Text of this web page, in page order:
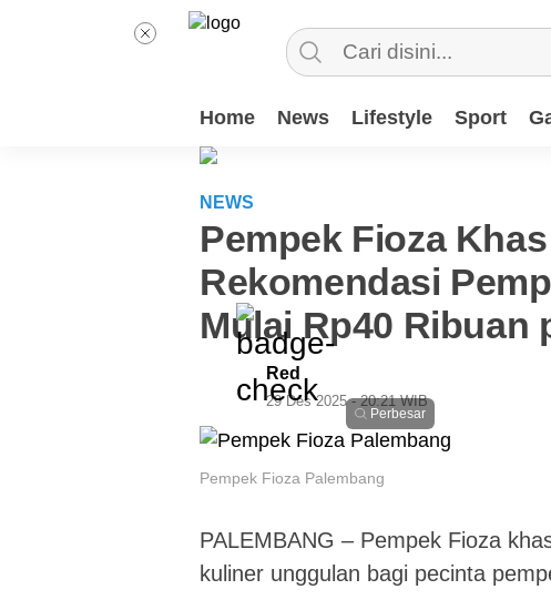
Home News Lifestyle Sport
NEWS
Pempek Fioza
Rekomendasi
Mulai Rp40 Ribuan
Red
29 Des 2025 - 20:21 WIB
Perbesar
Pempek Fioza Palembang
PALEMBANG – Pempek Fioza
kuliner unggulan bagi pecinta